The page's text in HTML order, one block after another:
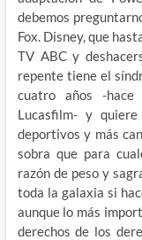
debemos
Fox. Disney, que
TV ABC y
repente tiene el
cuatro años -
Lucasfilm- y
deportivos y más
sobra que para
razón de peso y
toda la galaxia si
aunque lo más
derechos de los